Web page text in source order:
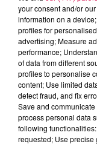
your consent and/or
information on a
profiles for
advertising; Measure
performance;
of data from different
profiles to personalise
content; Use limited
detect fraud, and fix
Save and
process personal data
following
requested; Use